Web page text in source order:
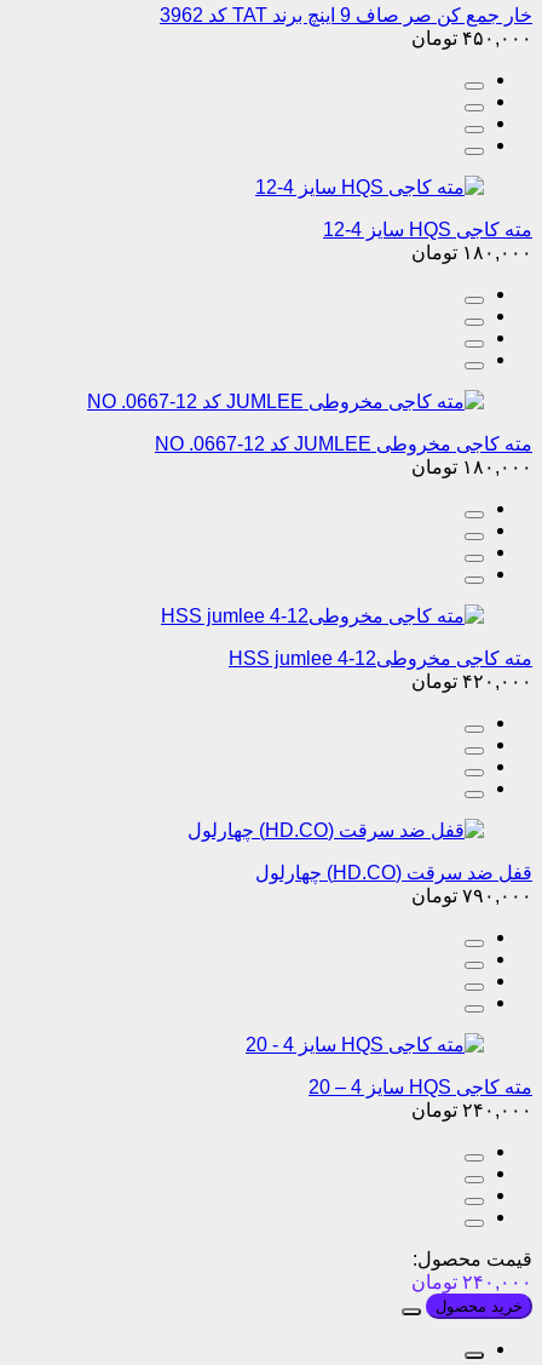
خار جمع کن صر صاف 9 اینچ برند TAT کد 3962
۴۵۰,۰۰۰ تومان
مته کاجی HQS سایز 4-12
۱۸۰,۰۰۰ تومان
مته کاجی مخروطی JUMLEE کد NO .0667-12
۱۸۰,۰۰۰ تومان
مته کاجی مخروطیHSS jumlee 4-12
۴۲۰,۰۰۰ تومان
قفل ضد سرقت (HD.CO) چهارلول
۷۹۰,۰۰۰ تومان
مته کاجی HQS سایز 4 – 20
۲۴۰,۰۰۰ تومان
قیمت محصول:
۲۴۰,۰۰۰ تومان
خرید محصول